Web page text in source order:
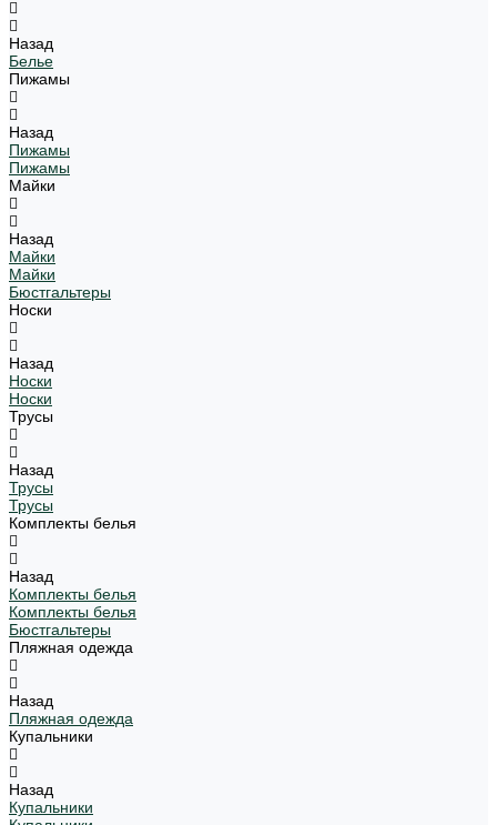
Назад
Белье
Пижамы
Назад
Пижамы
Пижамы
Майки
Назад
Майки
Майки
Бюстгальтеры
Носки
Назад
Носки
Носки
Трусы
Назад
Трусы
Трусы
Комплекты белья
Назад
Комплекты белья
Комплекты белья
Бюстгальтеры
Пляжная одежда
Назад
Пляжная одежда
Купальники
Назад
Купальники